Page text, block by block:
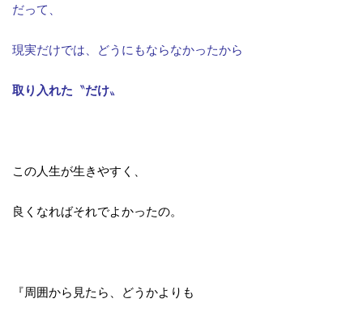
だって、
現実だけでは、 どうにもならなかったから
取り入れた 〝だけ〟
この人生が生きやすく、
良くなればそれでよかったの。
『周囲から見たら、どうかよりも